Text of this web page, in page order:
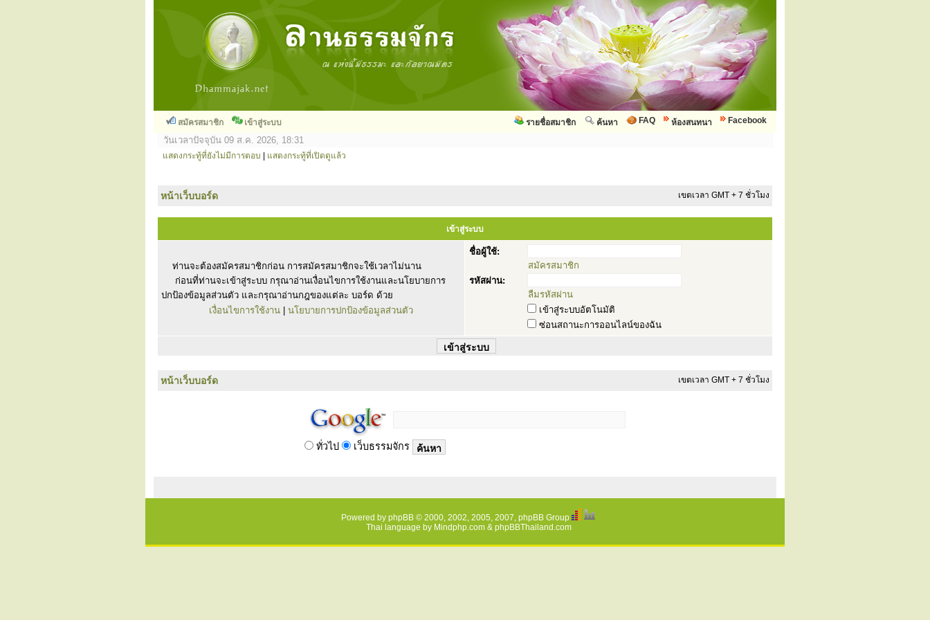
สมัครสมาชิก เข้าสู่ระบบ Facebook
ห้องสนทนา
FAQ
ค้นหา
รายชื่อสมาชิก
วันเวลาปัจจุบัน 09 ส.ค. 2026, 18:31
แสดงกระทู้ที่ยังไม่มีการตอบ แสดงกระทู้ที่เปิดดูแล้ว
หน้าเว็บบอร์ด เขตเวลา GMT + 7 ชั่วโมง
เข้าสู่ระบบ
ท่านจะต้องสมัครสมาชิกก่อน การสมัครสมาชิกจะใช้เวลาไม่นาน
ก่อนที่ท่านจะเข้าสู่ระบบ กรุณาอ่านเงื่อนไขการใช้งานและนโยบายการ
ปกป้องข้อมูลส่วนตัว และกรุณาอ่านกฎของแต่ละ บอร์ด ด้วย
เงื่อนไขการใช้งาน
นโยบายการปกป้องข้อมูลส่วนตัว
ชื่อผู้ใช้:
สมัครสมาชิก
รหัสผ่าน:
ลืมรหัสผ่าน
เข้าสู่ระบบอัตโนมัติ
ซ่อนสถานะการออนไลน์ของฉัน
หน้าเว็บบอร์ด เขตเวลา GMT + 7 ชั่วโมง
ทั่วไป เว็บธรรมจักร
Powered by phpBB © 2000, 2002, 2005, 2007, phpBB Group
Thai language by Mindphp.com& phpBBThailand.com